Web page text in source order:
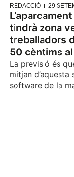
REDACCIÓ 29
tindrà zona
treballadors
50 cèntims
La previsió és
mitjan d’aquesta
software de la